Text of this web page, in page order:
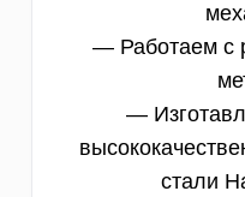
— Работаем с
—
стали